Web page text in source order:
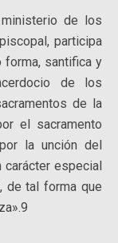
de los
participa
forma, santifica y
de los
de la
el sacramento
la unción del
carácter especial
de tal forma que